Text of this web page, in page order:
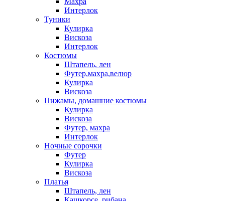
Интерлок
Туники
Кулирка
Вискоза
Интерлок
Костюмы
Штапель, лен
Футер,махра,велюр
Кулирка
Вискоза
Пижамы, домашние костюмы
Кулирка
Вискоза
Футер, махра
Интерлок
Ночные сорочки
Футер
Кулирка
Вискоза
Платья
Штапель, лен